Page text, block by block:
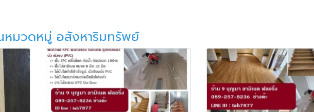
หมวดหมู่ อสังหาริมทรัพย์